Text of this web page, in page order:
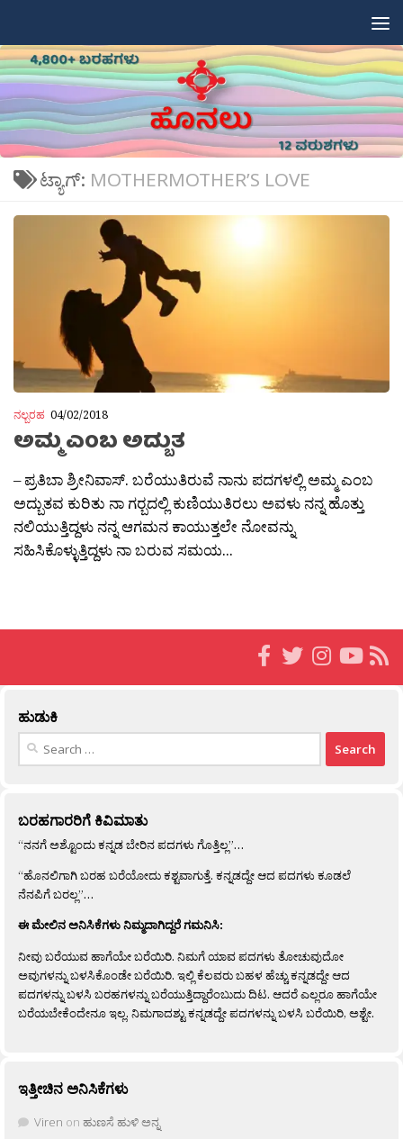
ಟ್ಯಾಗ್: MOTHERMOTHER’S LOVE
ನಲ್ಬರಹ 04/02/2018
ಅಮ್ಮ ಎಂಬ ಅದ್ಬುತ
– ಪ್ರತಿಬಾ ಶ್ರೀನಿವಾಸ್. ಬರೆಯುತಿರುವೆ ನಾನು ಪದಗಳಲ್ಲಿ ಅಮ್ಮ ಎಂಬ
ಅದ್ಬುತವ ಕುರಿತು ನಾ ಗರ‍್ಬದಲ್ಲಿ ಕುಣಿಯುತಿರಲು ಅವಳು ನನ್ನ ಹೊತ್ತು
ನಲಿಯುತ್ತಿದ್ದಳು ನನ್ನ ಆಗಮನ ಕಾಯುತ್ತಲೇ ನೋವನ್ನು
ಸಹಿಸಿಕೊಳ್ಳುತ್ತಿದ್ದಳು ನಾ ಬರುವ ಸಮಯ...
ಹುಡುಕಿ
Search
ಬರಹಗಾರರಿಗೆ ಕಿವಿಮಾತು
“ನನಗೆ ಅಶ್ಟೊಂದು ಕನ್ನಡ ಬೇರಿನ ಪದಗಳು ಗೊತ್ತಿಲ್ಲ”…
“ಹೊನಲಿಗಾಗಿ ಬರಹ ಬರೆಯೋದು ಕಶ್ಟವಾಗುತ್ತೆ. ಕನ್ನಡದ್ದೇ ಆದ ಪದಗಳು ಕೂಡಲೆ
ನೆನಪಿಗೆ ಬರಲ್ಲ”…
ಈ ಮೇಲಿನ ಅನಿಸಿಕೆಗಳು ನಿಮ್ಮದಾಗಿದ್ದರೆ ಗಮನಿಸಿ:
ನೀವು ಬರೆಯುವ ಹಾಗೆಯೇ ಬರೆಯಿರಿ. ನಿಮಗೆ ಯಾವ ಪದಗಳು ತೋಚುವುದೋ
ಅವುಗಳನ್ನು ಬಳಸಿಕೊಂಡೇ ಬರೆಯಿರಿ. ಇಲ್ಲಿ ಕೆಲವರು ಬಹಳ ಹೆಚ್ಚು ಕನ್ನಡದ್ದೇ ಆದ
ಪದಗಳನ್ನು ಬಳಸಿ ಬರಹಗಳನ್ನು ಬರೆಯುತ್ತಿದ್ದಾರೆಂಬುದು ದಿಟ. ಆದರೆ ಎಲ್ಲರೂ ಹಾಗೆಯೇ
ಬರೆಯಬೇಕೆಂದೇನೂ ಇಲ್ಲ. ನಿಮಗಾದಶ್ಟು ಕನ್ನಡದ್ದೇ ಪದಗಳನ್ನು ಬಳಸಿ ಬರೆಯಿರಿ, ಅಶ್ಟೇ.
ಇತ್ತೀಚಿನ ಅನಿಸಿಕೆಗಳು
Viren on ಹುಣಸೆ ಹುಳಿ ಅನ್ನ